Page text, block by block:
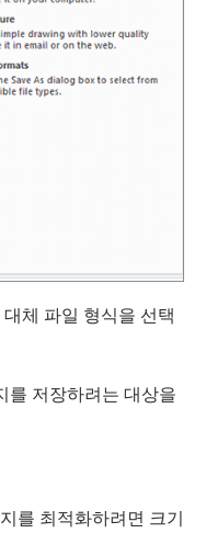
체 파일 형식을 선택
를 저장하려는 대상을
를 최적화하려면 크기